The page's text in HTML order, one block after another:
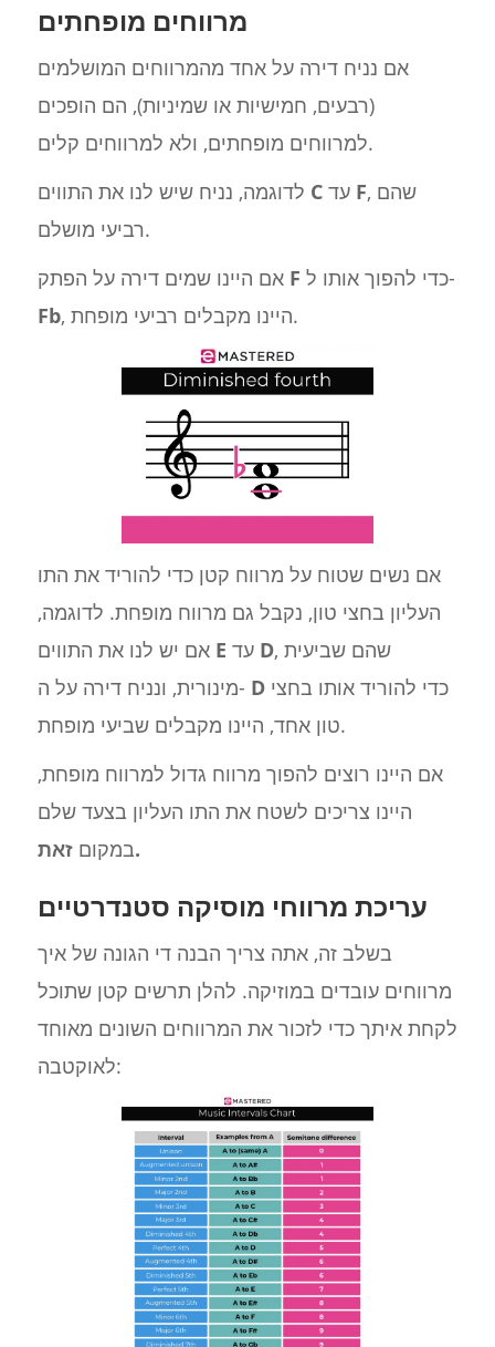
מרווחים מופחתים
אם נניח דירה על אחד מהמרווחים המושלמים
(רבעים, חמישיות או שמיניות), הם הופכים
למרווחים מופחתים, ולא למרווחים קלים.
C עד F, שהם
רביעי מושלם.
אם היינו שמים דירה על הפתק F
כדי להפוך אותו ל-
Fb
, היינו מקבלים רביעי מופחת.
אם נשים שטוח על מרווח קטן כדי להוריד את התו
העליון בחצי טון, נקבל גם מרווח מופחת. לדוגמה,
אם יש לנו את התווים E עד D, שהם שביעית
מינורית, ונניח דירה על ה- Dכדי להוריד אותו בחצי
טון אחד, היינו מקבלים שביעי מופחת.
אם היינו רוצים להפוך מרווח גדול למרווח מופחת,
היינו צריכים לשטח את התו העליון בצעד שלם
במקוםזאת.
עריכת מרווחי מוסיקה סטנדרטיים
בשלב זה, אתה צריך הבנה די הגונה של איך
מרווחים עובדים במוזיקה. להלן תרשים קטן שתוכל
לקחת איתך כדי לזכור את המרווחים השונים מאוחד
לאוקטבה: